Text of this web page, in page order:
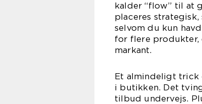
kalder “flow” til at
placeres
selvom du kun
for flere produkter,
markant.
Et almindeligt trick
i butikken. Det
tilbud undervejs.